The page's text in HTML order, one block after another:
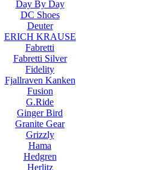
Day By Day
DC Shoes
Deuter
ERICH KRAUSE
Fabretti
Fabretti Silver
Fidelity
Fjallraven Kanken
Fusion
G.Ride
Ginger Bird
Granite Gear
Grizzly
Hama
Hedgren
Herlitz